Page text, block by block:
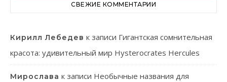
СВЕЖИЕ КОММЕНТАРИИ
Кирилл Лебедев к записи Гигантская сомнительная
красота: удивительный мир Hysterocrates Hercules
Мирослава к записи Необычные названия для